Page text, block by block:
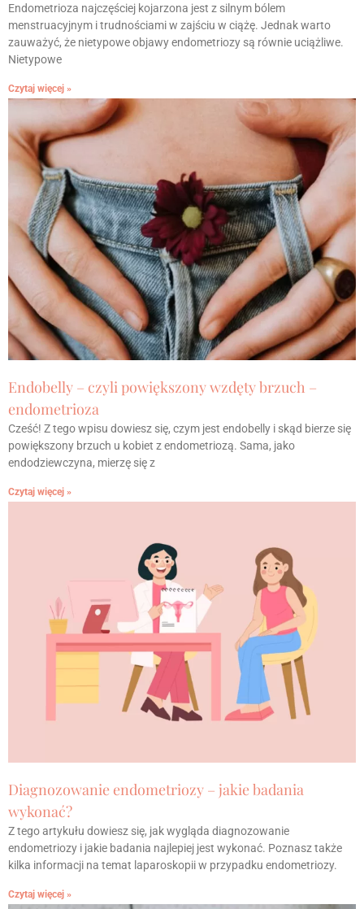
Endometrioza najczęściej kojarzona jest z silnym bólem
menstruacyjnym i trudnościami w zajściu w ciążę. Jednak warto
zauważyć, że nietypowe objawy endometriozy są równie uciążliwe.
Nietypowe
Czytaj więcej »
Endobelly – czyli powiększony wzdęty brzuch –
endometrioza
Cześć! Z tego wpisu dowiesz się, czym jest endobelly i skąd bierze się
powiększony brzuch u kobiet z endometriozą. Sama, jako
endodziewczyna, mierzę się z
Czytaj więcej »
Diagnozowanie endometriozy – jakie badania
wykonać?
Z tego artykułu dowiesz się, jak wygląda diagnozowanie
endometriozy i jakie badania najlepiej jest wykonać. Poznasz także
kilka informacji na temat laparoskopii w przypadku endometriozy.
Czytaj więcej »